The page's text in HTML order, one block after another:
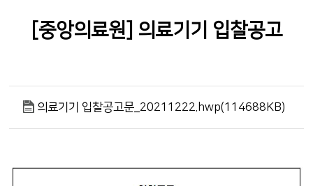
[중앙의료원] 의료기기 입찰공고
의료기기 입찰공고문_20211222.hwp(114688KB)